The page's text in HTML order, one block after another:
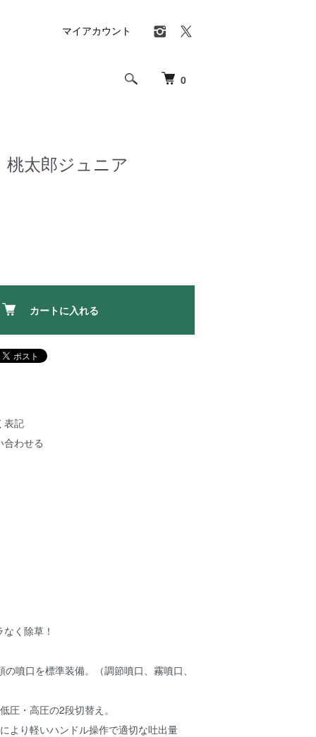
0
マイアカウント
太郎ジュニア
カートに入れる
表記
合わせる
く除草！
噴口を標準装備。（調節噴口、霧噴口、
圧・高圧の2段切替え。
より軽いハンドル操作で適切な吐出量